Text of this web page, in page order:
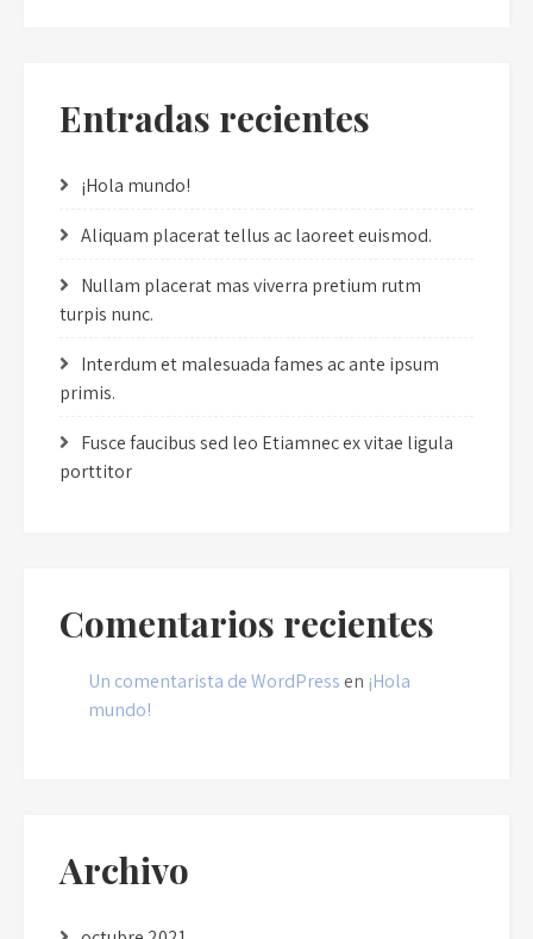
Entradas recientes
¡Hola mundo!
Aliquam placerat tellus ac laoreet euismod.
Nullam placerat mas viverra pretium rutm
turpis nunc.
Interdum et malesuada fames ac ante ipsum
primis.
Fusce faucibus sed leo Etiamnec ex vitae ligula
porttitor
Comentarios recientes
Un comentarista de WordPress en ¡Hola
mundo!
Archivo